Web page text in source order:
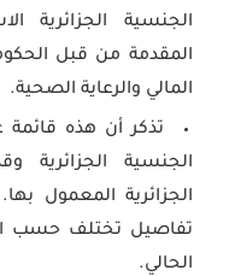
الجنسية الجزائرية
المقدمة من قبل
المالي والرعاية الصحية.
تذكر أن هذه
الجنسية الجزائرية
الجزائرية المعمول
تفاصيل تختلف حسب
الحالي.